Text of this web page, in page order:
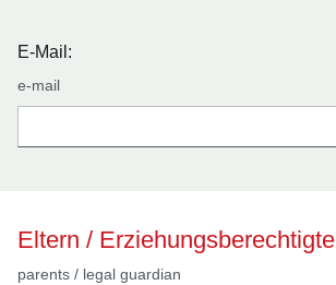
E-Mail:
e-mail
Eltern / Erziehungsberechtigte
parents / legal guardian